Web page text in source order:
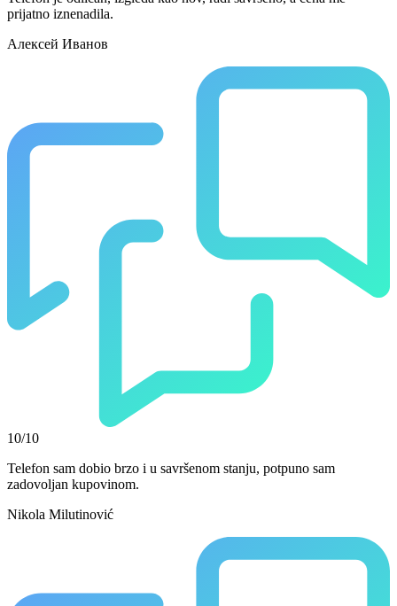
prijatno iznenadila.
Алексей Иванов
10/10
Telefon sam dobio brzo i u savršenom stanju, potpuno sam
zadovoljan kupovinom.
Nikola Milutinović